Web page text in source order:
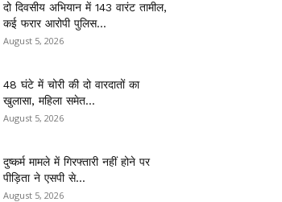
दो दिवसीय अभियान में 143 वारंट तामील,
कई फरार आरोपी पुलिस...
August 5, 2026
48 घंटे में चोरी की दो वारदातों का
खुलासा, महिला समेत...
August 5, 2026
दुष्कर्म मामले में गिरफ्तारी नहीं होने पर
पीड़िता ने एसपी से...
August 5, 2026